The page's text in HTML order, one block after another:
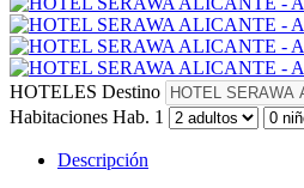
HOTELES Destino
Habitaciones Hab. 1
Descripción